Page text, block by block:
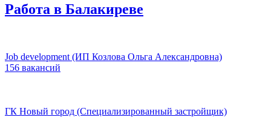
Работа в Балакиреве
Job development (ИП Козлова Ольга Александровна)
156 вакансий
ГК Новый город (Специализированный застройщик)